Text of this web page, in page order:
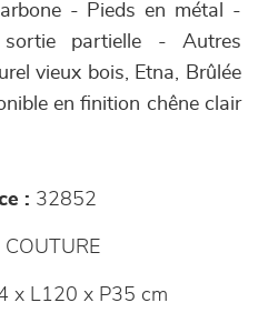
- Pieds en métal -
partielle - Autres
vieux bois, Etna, Brûlée
en finition chêne clair
: 32852
COUTURE
x L120 x P35 cm